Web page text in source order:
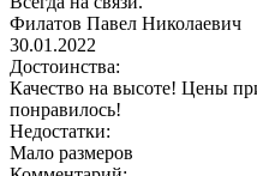
Филатов Павел Николаевич
30.01.2022
Достоинства:
Качество на высоте! Цены
понравилось!
Недостатки:
Мало размеров